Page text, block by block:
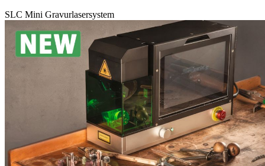
SLC Mini Gravurlasersystem